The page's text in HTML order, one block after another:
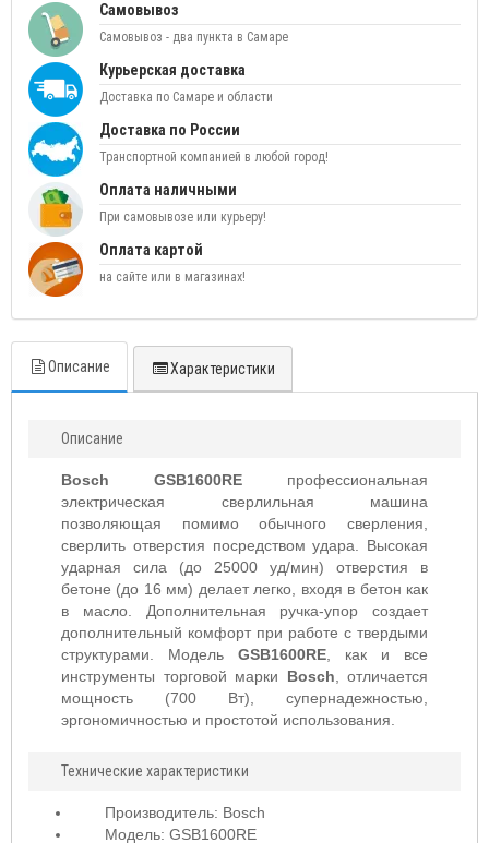
Самовывоз
Самовывоз - два пункта в Самаре
Курьерская доставка
Доставка по Самаре и области
Доставка по России
Транспортной компанией в любой город!
Оплата наличными
При самовывозе или курьеру!
Оплата картой
на сайте или в магазинах!
Описание Характеристики
Описание
Bosch GSB1600RE профессиональная
электрическая сверлильная машина
позволяющая помимо обычного сверления,
сверлить отверстия посредством удара. Высокая
ударная сила (до 25000 уд/мин) отверстия в
бетоне (до 16 мм) делает легко, входя в бетон как
в масло. Дополнительная ручка-упор создает
дополнительный комфорт при работе с твердыми
структурами. Модель GSB1600RE , как и все
инструменты торговой марки Bosch , отличается
мощность (700 Вт), супернадежностью,
эргономичностью и простотой использования.
Технические характеристики
Производитель: Bosch
Модель: GSB1600RE